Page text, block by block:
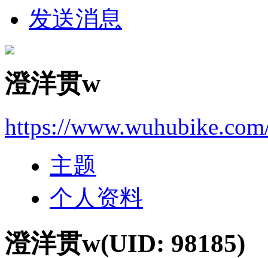
发送消息
澄洋贯w
https://
主题
个人资料
澄洋贯w(UID: 98185)